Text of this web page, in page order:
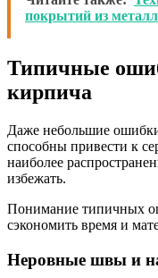
покрытий из
Типичные
кирпича
Даже небольшие
способны привести к
наиболее
избежать.
Понимание типичных
сэкономить время и
Неровные швы и